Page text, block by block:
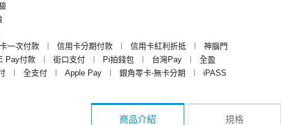
一次付款
︱ 信用卡分期付款 ︱ 信用卡紅利折抵 ︱
神腦門
Pay付款 ︱ 街口支付 ︱ Pi拍錢包 ︱ 台灣Pay ︱
全盈
︱ 全支付 ︱ Apple Pay ︱ 銀角零卡-無卡分期 ︱
iPASS
商品介紹 規格